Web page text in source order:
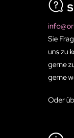
Sie
uns zu
gerne
gerne
Oder